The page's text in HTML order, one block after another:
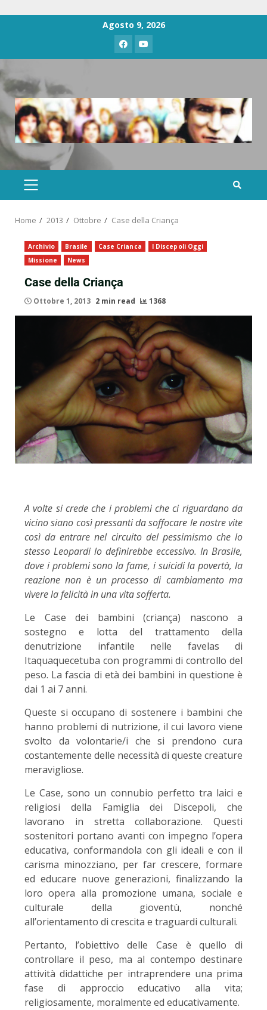
Agosto 9, 2026
Home 2013 Ottobre Case della Criança
Archivio Brasile Case Crianca
I Discepoli Oggi
Missione
News
Case della Criança
Ottobre 1, 2013 2 min read 1368
A volte si crede che i problemi che ci riguardano da
vicino siano così pressanti da soffocare le nostre vite
così da entrare nel circuito del pessimismo che lo
stesso Leopardi lo definirebbe eccessivo. In Brasile,
dove i problemi sono la fame, i suicidi la povertà, la
reazione non è un processo di cambiamento ma
vivere la felicità in una vita sofferta.
Le Case dei bambini (criança) nascono a
sostegno e lotta del trattamento della
denutrizione infantile nelle favelas di
Itaquaquecetuba con programmi di controllo del
peso. La fascia di età dei bambini in questione è
dai 1 ai 7 anni.
Queste si occupano di sostenere i bambini che
hanno problemi di nutrizione, il cui lavoro viene
svolto da volontarie/i che si prendono cura
costantemente delle necessità di queste creature
meravigliose.
Le Case, sono un connubio perfetto tra laici e
religiosi della Famiglia dei Discepoli, che
lavorano in stretta collaborazione. Questi
sostenitori portano avanti con impegno l’opera
educativa, conformandola con gli ideali e con il
carisma minozziano, per far crescere, formare
ed educare nuove generazioni, finalizzando la
loro opera alla promozione umana, sociale e
culturale della gioventù, nonché
all’orientamento di crescita e traguardi culturali.
Pertanto, l’obiettivo delle Case è quello di
controllare il peso, ma al contempo destinare
attività didattiche per intraprendere una prima
fase di approccio educativo alla vita;
religiosamente, moralmente ed educativamente.